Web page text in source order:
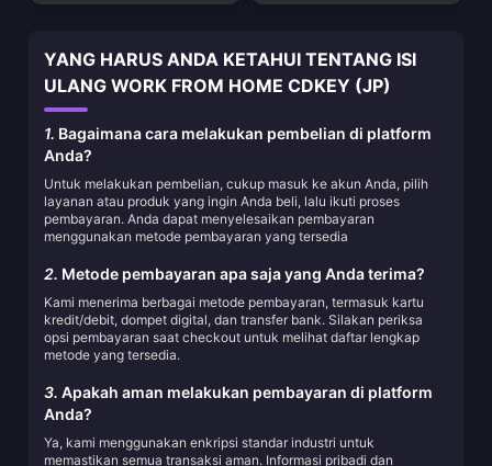
YANG HARUS ANDA KETAHUI TENTANG ISI
ULANG WORK FROM HOME CDKEY (JP)
1. Bagaimana cara melakukan pembelian di platform
Anda?
Untuk melakukan pembelian, cukup masuk ke akun Anda, pilih
layanan atau produk yang ingin Anda beli, lalu ikuti proses
pembayaran. Anda dapat menyelesaikan pembayaran
menggunakan metode pembayaran yang tersedia
2. Metode pembayaran apa saja yang Anda terima?
Kami menerima berbagai metode pembayaran, termasuk kartu
kredit/debit, dompet digital, dan transfer bank. Silakan periksa
opsi pembayaran saat checkout untuk melihat daftar lengkap
metode yang tersedia.
3. Apakah aman melakukan pembayaran di platform
Anda?
Ya, kami menggunakan enkripsi standar industri untuk
memastikan semua transaksi aman. Informasi pribadi dan